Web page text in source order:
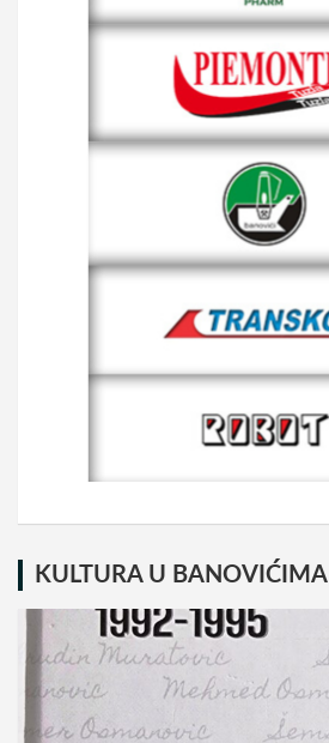
KULTURA U BANOVIĆIMA